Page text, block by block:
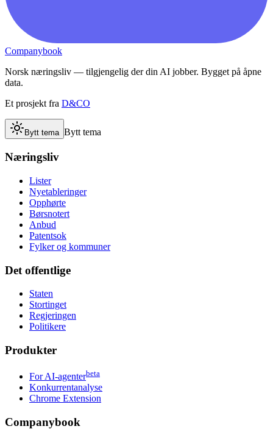
Companybook
Norsk næringsliv — tilgjengelig der din AI jobber. Bygget på åpne
data.
Et prosjekt fra D&CO
Bytt tema Bytt tema
Næringsliv
Lister
Nyetableringer
Opphørte
Børsnotert
Anbud
Patentsok
Fylker og kommuner
Det offentlige
Staten
Stortinget
Regjeringen
Politikere
Produkter
For AI-agenterbeta
Konkurrentanalyse
Chrome Extension
Companybook